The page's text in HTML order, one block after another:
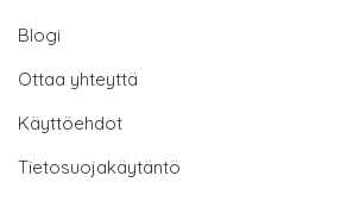
Blogi
Ottaa yhteyttä
Käyttöehdot
Tietosuojakäytäntö